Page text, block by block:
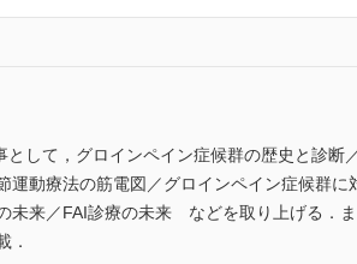
して，グロインペイン症候群の歴史と診
運動療法の筋電図／グロインペイン症候群
未来／FAI診療の未来 などを取り上げる．
．